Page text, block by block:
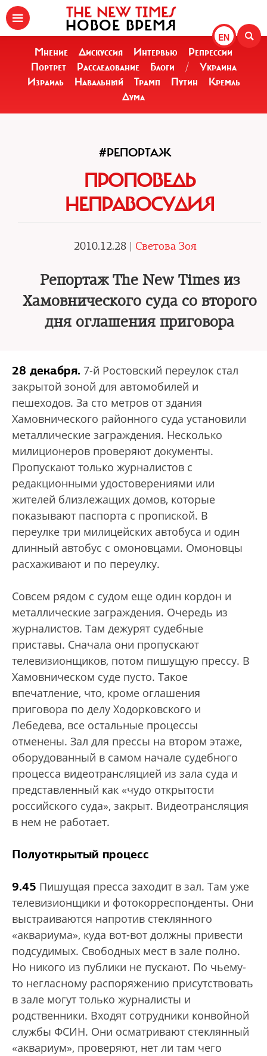
EN
THE NEW TIMES
НОВОЕ ВРЕМЯ
Мнение Дискуссия Интервью
Репрессии
Портрет
Расследование Блоги /
Украина
Израиль
Навальный Трамп Путин
Кремль
Дума
#РЕПОРТАЖ
ПРОПОВЕДЬ
НЕПРАВОСУДИЯ
2010.12.28 | Светова Зоя
Репортаж The New Times из
Хамовнического суда со второго
дня оглашения приговора
28 декабря. 7-й Ростовский переулок стал
закрытой зоной для автомобилей и
пешеходов. За сто метров от здания
Хамовнического районного суда установили
металлические заграждения. Несколько
милиционеров проверяют документы.
Пропускают только журналистов с
редакционными удостоверениями или
жителей близлежащих домов, которые
показывают паспорта с пропиской. В
переулке три милицейских автобуса и один
длинный автобус с омоновцами. Омоновцы
расхаживают и по переулку.
Совсем рядом с судом еще один кордон и
металлические заграждения. Очередь из
журналистов. Там дежурят судебные
приставы. Сначала они пропускают
телевизионщиков, потом пишущую прессу. В
Хамовническом суде пусто. Такое
впечатление, что, кроме оглашения
приговора по делу Ходорковского и
Лебедева, все остальные процессы
отменены. Зал для прессы на втором этаже,
оборудованный в самом начале судебного
процесса видеотрансляцией из зала суда и
представленный как «чудо открытости
российского суда», закрыт. Видеотрансляция
в нем не работает.
Полуоткрытый процесс
9.45 Пишущая пресса заходит в зал. Там уже
телевизионщики и фотокорреспонденты. Они
выстраиваются напротив стеклянного
«аквариума», куда вот-вот должны привести
подсудимых. Свободных мест в зале полно.
Но никого из публики не пускают. По чьему-
то негласному распоряжению присутствовать
в зале могут только журналисты и
родственники. Входят сотрудники конвойной
службы ФСИН. Они осматривают стеклянный
«аквариум», проверяют, нет ли там чего